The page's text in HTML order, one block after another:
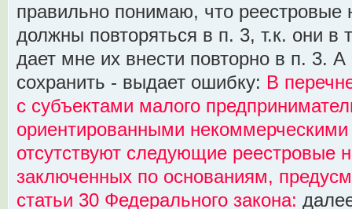
правильно понимаю, что реестровые
должны повторяться в п. 3, т.к. они в
дает мне их внести повторно в п. 3.
сохранить - выдает ошибку: В
с субъектами малого
ориентированными некоммерческими
отсутствуют следующие реестровые
заключенных по основаниям,
статьи 30 Федерального закона: